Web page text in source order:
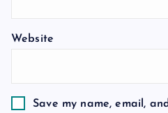
i
o
Website
Save my name, email,